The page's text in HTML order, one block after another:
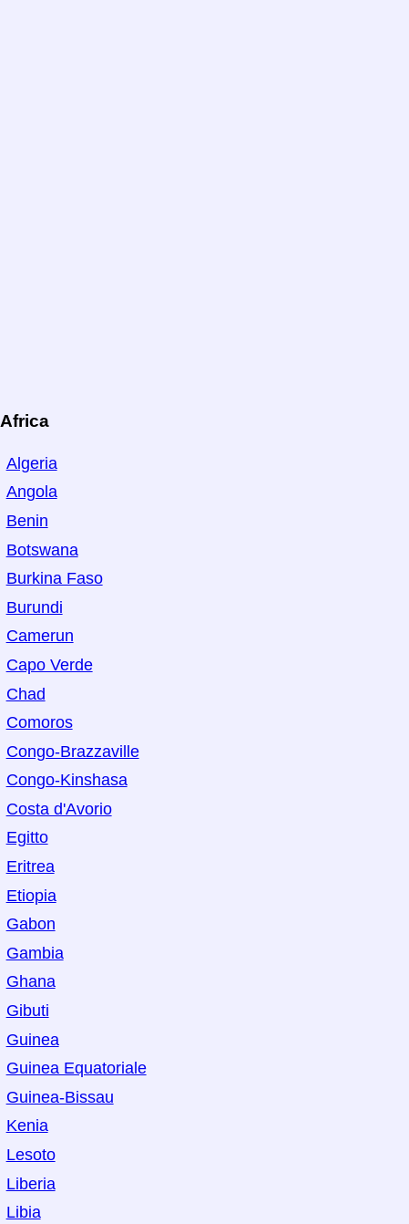
Africa
Algeria
Angola
Benin
Botswana
Burkina Faso
Burundi
Camerun
Capo Verde
Chad
Comoros
Congo-Brazzaville
Congo-Kinshasa
Costa d'Avorio
Egitto
Eritrea
Etiopia
Gabon
Gambia
Ghana
Gibuti
Guinea
Guinea Equatoriale
Guinea-Bissau
Kenia
Lesoto
Liberia
Libia